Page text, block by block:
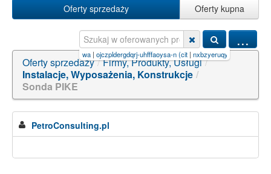
Oferty sprzedaży Oferty kupna
...
| ojczpldergdqrj-uhfffaoysa-n (cit|nxbzyeruqydwjw-gbnzrnlasa-n
Oferty sprzedaży / Firmy, Produkty, Usługi /
Instalacje, Wyposażenia, Konstrukcje /
Sonda PIKE
PetroConsulting.pl